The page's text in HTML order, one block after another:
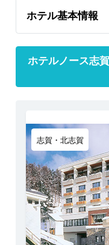
ホテル基本情報
ホテルノース志
志賀・北志賀